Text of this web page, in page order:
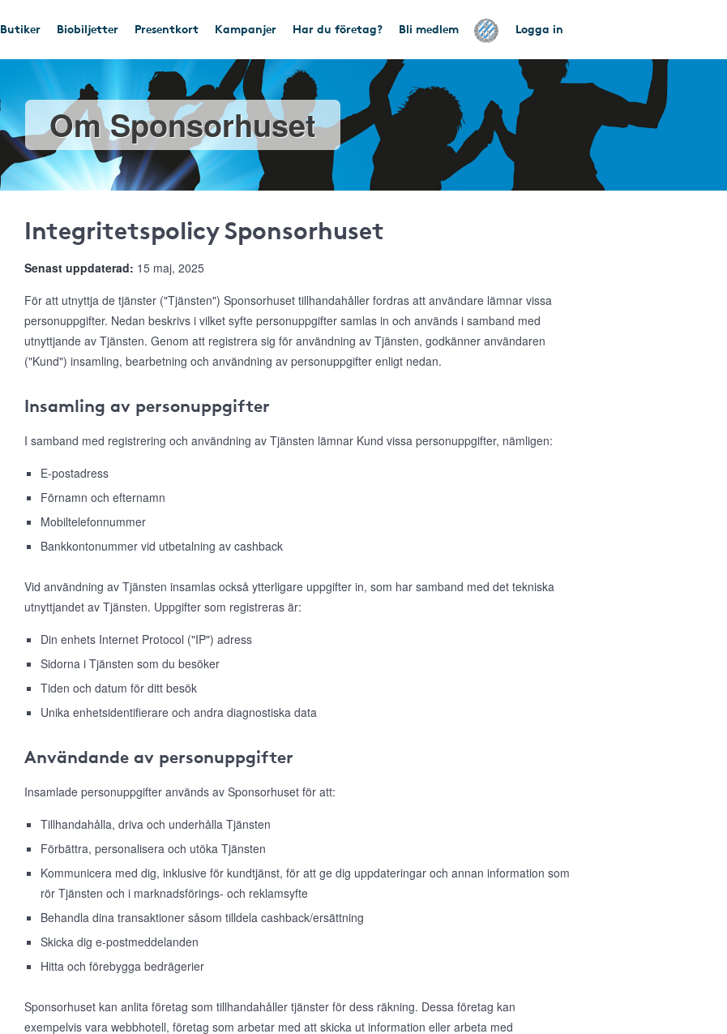
Butiker Biobiljetter Presentkort Kampanjer Har du företag? Bli medlem Logga in
Om Sponsorhuset
Integritetspolicy Sponsorhuset
Senast uppdaterad: 15 maj, 2025
För att utnyttja de tjänster ("Tjänsten") Sponsorhuset tillhandahåller fordras att användare lämnar vissa
personuppgifter. Nedan beskrivs i vilket syfte personuppgifter samlas in och används i samband med
utnyttjande av Tjänsten. Genom att registrera sig för användning av Tjänsten, godkänner användaren
("Kund") insamling, bearbetning och användning av personuppgifter enligt nedan.
Insamling av personuppgifter
I samband med registrering och användning av Tjänsten lämnar Kund vissa personuppgifter, nämligen:
E-postadress
Förnamn och efternamn
Mobiltelefonnummer
Bankkontonummer vid utbetalning av cashback
Vid användning av Tjänsten insamlas också ytterligare uppgifter in, som har samband med det tekniska
utnyttjandet av Tjänsten. Uppgifter som registreras är:
Din enhets Internet Protocol ("IP") adress
Sidorna i Tjänsten som du besöker
Tiden och datum för ditt besök
Unika enhetsidentifierare och andra diagnostiska data
Användande av personuppgifter
Insamlade personuppgifter används av Sponsorhuset för att:
Tillhandahålla, driva och underhålla Tjänsten
Förbättra, personalisera och utöka Tjänsten
Kommunicera med dig, inklusive för kundtjänst, för att ge dig uppdateringar och annan information som
rör Tjänsten och i marknadsförings- och reklamsyfte
Behandla dina transaktioner såsom tilldela cashback/ersättning
Skicka dig e-postmeddelanden
Hitta och förebygga bedrägerier
Sponsorhuset kan anlita företag som tillhandahåller tjänster för dess räkning. Dessa företag kan
exempelvis vara webbhotell, företag som arbetar med att skicka ut information eller arbeta med